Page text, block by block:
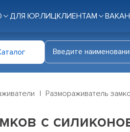
ДЛЯ ЮР.ЛИЦКЛИЕНТАМ
Размораживатель
с